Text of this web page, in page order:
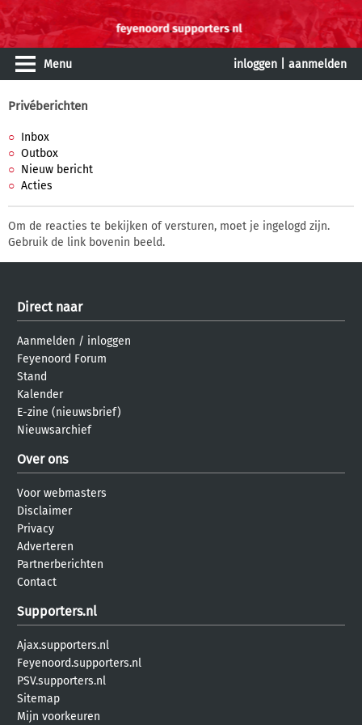
Menu inloggen aanmelden
Privéberichten
Inbox
Outbox
Nieuw bericht
Acties
Om de reacties te bekijken of versturen, moet je ingelogd zijn.
Gebruik de link bovenin beeld.
Direct naar
Aanmelden / inloggen
Feyenoord Forum
Stand
Kalender
E-zine (nieuwsbrief)
Nieuwsarchief
Over ons
Voor webmasters
Disclaimer
Privacy
Adverteren
Partnerberichten
Contact
Supporters.nl
Ajax.supporters.nl
Feyenoord.supporters.nl
PSV.supporters.nl
Sitemap
Mijn voorkeuren